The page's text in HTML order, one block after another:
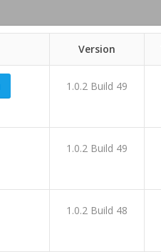
Version
1.0.2 Build 49
1.0.2 Build 49
1.0.2 Build 48